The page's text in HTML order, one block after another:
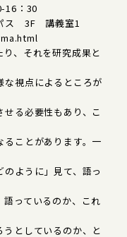
：30
ス 3F 講義室1
、それを研究成果と
な視点によるところが
る必要性もあり、こ
ことがあります。一
ように」見て、語っ
っているのか、これ
としているのか、と